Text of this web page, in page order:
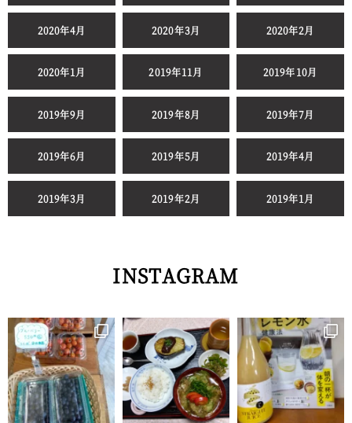
2020年4月 2020年3月 2020年2月
2020年1月 2019年11月 2019年10月
2019年9月 2019年8月 2019年7月
2019年6月 2019年5月 2019年4月
2019年3月 2019年2月 2019年1月
INSTAGRAM